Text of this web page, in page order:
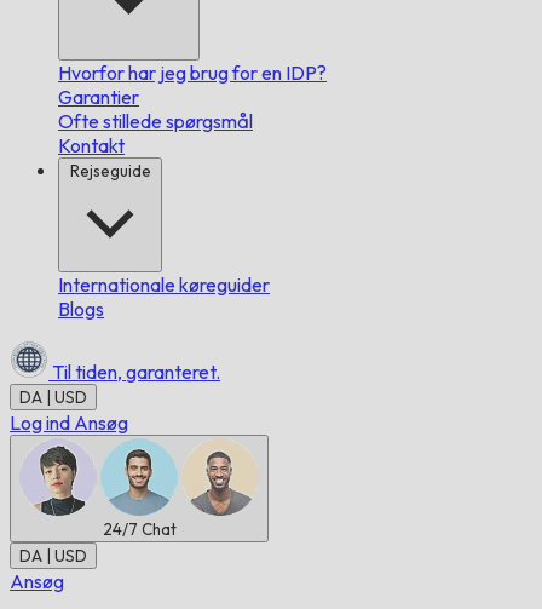
Hvorfor har jeg brug for en IDP?
Garantier
Ofte stillede spørgsmål
Kontakt
Rejseguide
Internationale køreguider
Blogs
Til tiden, garanteret.
DA | USD
Log ind Ansøg
24/7 Chat
DA | USD
Ansøg